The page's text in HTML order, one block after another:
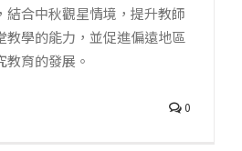
結合中秋觀星情境，提升教師
教學的能力，並促進偏遠地區
育的發展。
0